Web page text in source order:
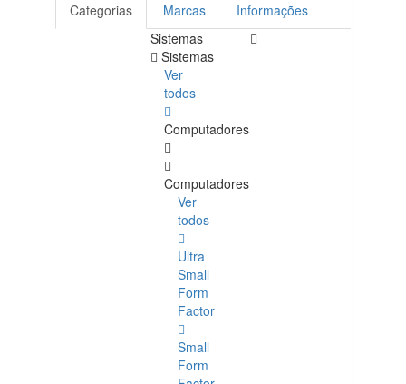
Categorias Marcas
Informações
Sistemas
Sistemas
Ver
todos
Computadores
Computadores
Ver
todos
Ultra
Small
Form
Factor
Small
Form